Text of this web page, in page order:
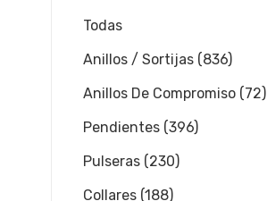
Todas
Anillos / Sortijas (836)
Anillos De Compromiso (72)
Pendientes (396)
Pulseras (230)
Collares (188)